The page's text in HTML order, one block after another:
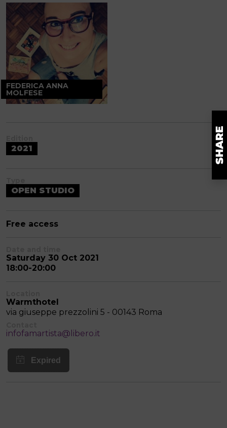
FEDERICA ANNA
MOLFESE
2021
OPEN STUDIO
Free access
Saturday 30 Oct 2021
18:00-20:00
Warmthotel
via giuseppe prezzolini 5 - 00143 Roma
infofamartista@libero.it